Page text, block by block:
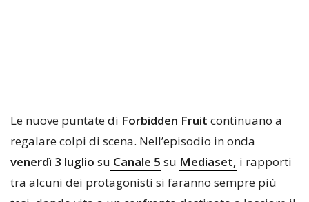
Le nuove puntate di Forbidden Fruit continuano a
regalare colpi di scena. Nell’episodio in onda
venerdì 3 luglio su Canale 5 su Mediaset, i rapporti
tra alcuni dei protagonisti si faranno sempre più